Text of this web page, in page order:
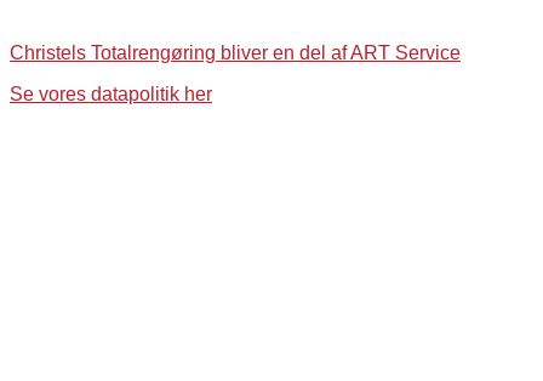
Christels Totalrengøring bliver en del af ART Service
Se vores datapolitik her